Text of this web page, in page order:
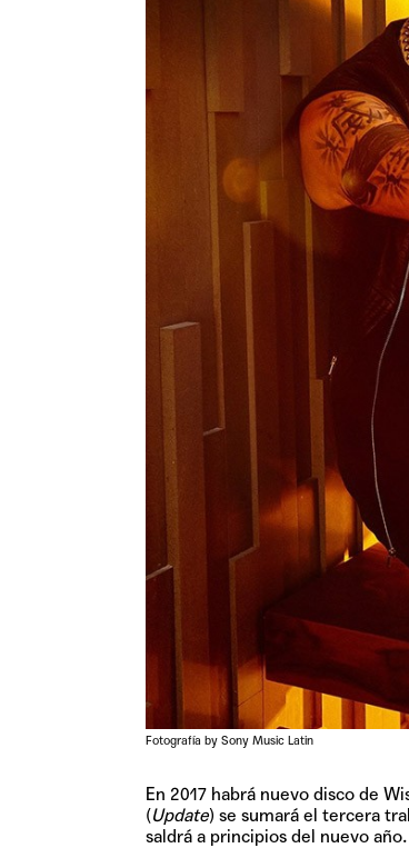
Fotografía by Sony Music Latin
En 2017 habrá nuevo disco de
(Update) se sumará el tercera
saldrá a principios del nuevo año.